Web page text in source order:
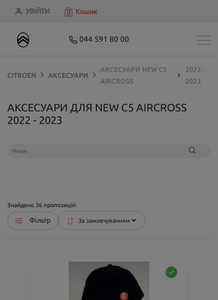
УВІЙТИ 0 Кошик
044 591 80 00
CITROEN АКСЕСУАРИ
АКСЕСУАРИ NEW C5
AIRCROSS
❯
2022 -
2023
АКСЕСУАРИ ДЛЯ NEW C5 AIRCROSS
2022 - 2023
Знайдено 36 пропозицій:
Фільтр